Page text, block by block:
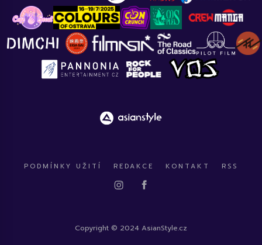
PODMÍNKY UŽITÍ REDAKCE KONTAKT RSS
Copyright © 2024 AsianStyle.cz